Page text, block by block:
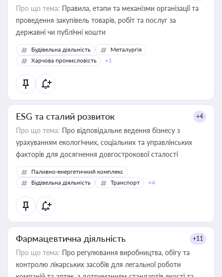
Про що тема: Правила, етапи та механізми організації та
проведення закупівель товарів, робіт та послуг за
державні чи публічні кошти
Будівельна діяльність
Металургія
Харчова промисловість
+1
ESG та сталий розвиток +4
Про що тема: Про відповідальне ведення бізнесу з
урахуванням екологічних, соціальних та управлінських
факторів для досягнення довгострокової сталості
Паливно-енергетичний комплекс
Будівельна діяльність
Транспорт +4
Фармацевтична діяльність +11
Про що тема: Про регулювання виробництва, обігу та
контролю лікарських засобів для легальної роботи